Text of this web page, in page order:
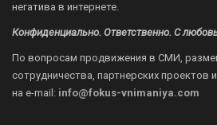
негатива в интернете.
Конфиденциально. Ответственно. С
По вопросам продвижения в СМИ,
сотрудничества, партнерских проектов
на e-mail: info@fokus-vnimaniya.com